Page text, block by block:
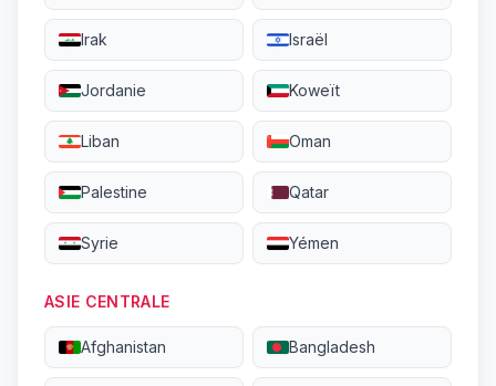
Irak Israël
Jordanie Koweït
Liban Oman
Palestine Qatar
Syrie Yémen
ASIE CENTRALE
Afghanistan Bangladesh